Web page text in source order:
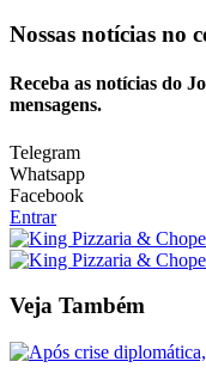
Nossas notícias no
Receba as notícias do
mensagens.
Telegram
Whatsapp
Facebook
Entrar
Veja Também